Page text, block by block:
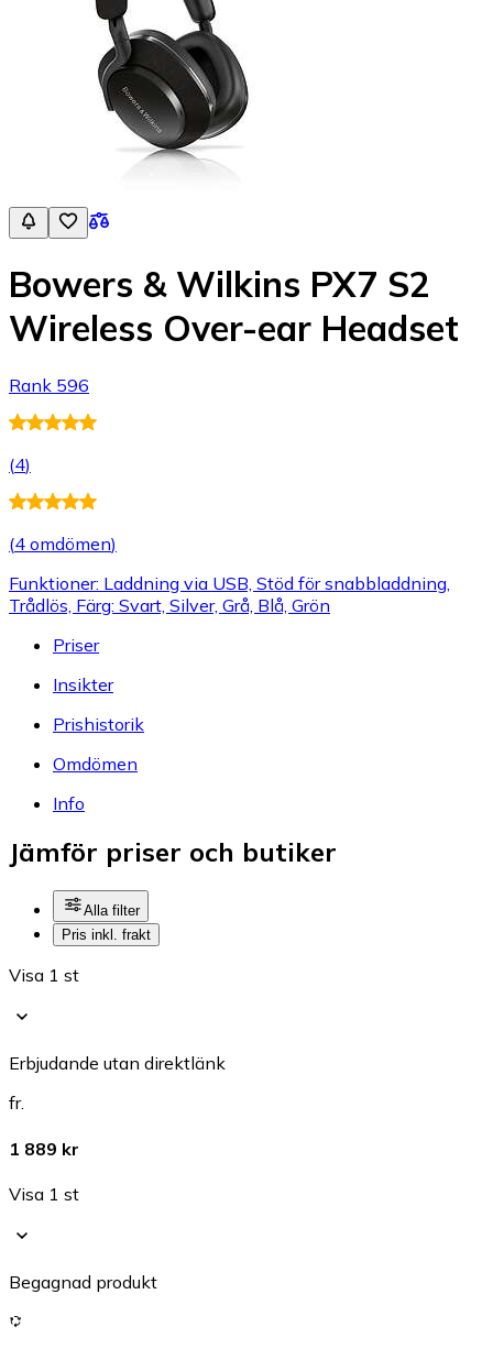
Bowers & Wilkins PX7 S2
Wireless Over-ear Headset
Rank 596
(4)
(4 omdömen)
Funktioner: Laddning via USB, Stöd för snabbladdning,
Trådlös, Färg: Svart, Silver, Grå, Blå, Grön
Priser
Insikter
Prishistorik
Omdömen
Info
Jämför priser och butiker
Alla filter
Pris inkl. frakt
Visa 1 st
Erbjudande utan direktlänk
fr.
1 889 kr
Visa 1 st
Begagnad produkt